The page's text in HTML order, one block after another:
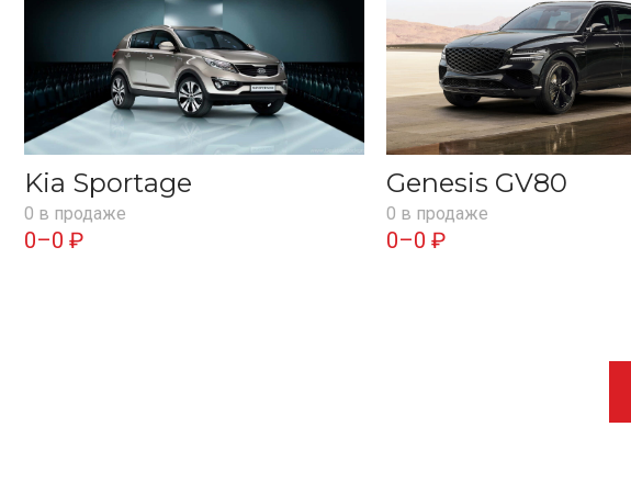
Kia Sportage
0 в продаже
0–0 ₽
Genesis GV80
0 в продаже
0–0 ₽